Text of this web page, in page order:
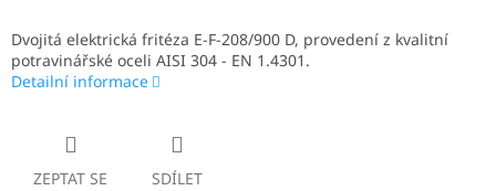
Dvojitá elektrická fritéza E-F-208/900 D, provedení z kvalitní
potravinářské oceli AISI 304 - EN 1.4301.
Detailní informace
ZEPTAT SE SDÍLET